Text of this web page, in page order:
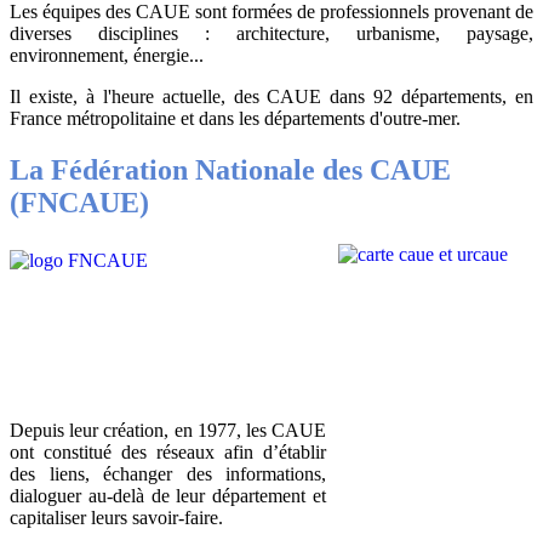
Les équipes des CAUE sont formées de professionnels provenant de
diverses disciplines : architecture, urbanisme, paysage,
environnement, énergie...
Il existe, à l'heure actuelle, des CAUE dans 92 départements, en
France métropolitaine et dans les départements d'outre-mer.
La Fédération Nationale des CAUE
(FNCAUE)
Depuis leur création, en 1977, les CAUE
ont constitué des réseaux afin d’établir
des liens, échanger des informations,
dialoguer au-delà de leur département et
capitaliser leurs savoir-faire.